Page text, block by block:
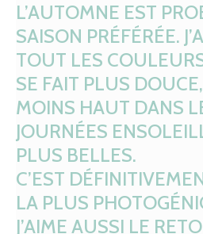
L’AUTOMNE EST
SAISON PRÉFÉRÉE.
TOUT LES
SE FAIT PLUS
MOINS HAUT DANS
JOURNÉES
PLUS BELLES.
C’EST
LA PLUS
J’AIME AUSSI LE